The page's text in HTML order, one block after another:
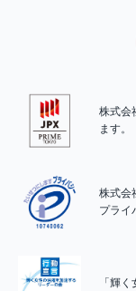
株式会
ます。
株式会
プライ
「輝